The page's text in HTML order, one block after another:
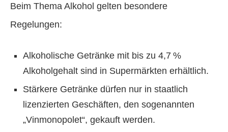
Beim Thema Alkohol gelten besondere
Regelungen:
Alkoholische Getränke mit bis zu 4,7 %
Alkoholgehalt sind in Supermärkten erhältlich.
Stärkere Getränke dürfen nur in staatlich
lizenzierten Geschäften, den sogenannten
„Vinmonopolet“, gekauft werden.